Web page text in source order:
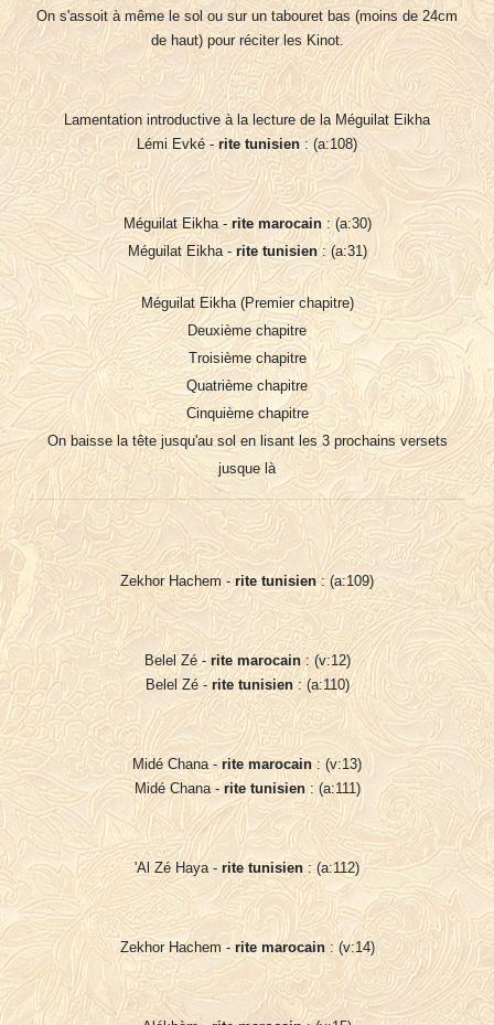
On s'assoit à même le sol ou sur un tabouret bas (moins de 24cm
de haut) pour réciter les Kinot.
Lamentation introductive à la lecture de la Méguilat Eikha
Lémi Evké -rite tunisien : (a:108)
Méguilat Eikha -rite marocain: (a:30)
Méguilat Eikha - rite tunisien: (a:31)
Méguilat Eikha (Premier chapitre)
Deuxième chapitre
Troisième chapitre
Quatrième chapitre
Cinquième chapitre
On baisse la tête jusqu'au sol en lisant les 3 prochains versets
jusque là
Zekhor Hachem -rite tunisien: (a:109)
Belel Zé - rite marocain: (v:12)
Belel Zé -rite tunisien: (a:110)
Midé Chana - rite marocain: (v:13)
Midé Chana -rite tunisien: (a:111)
'Al Zé Haya - rite tunisien: (a:112)
Zekhor Hachem - rite marocain: (v:14)